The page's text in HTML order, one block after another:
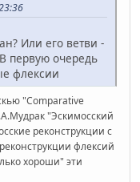
Или его ветви -
первую очередь
флексии
"Comparative
"Эскимосский
реконструкции с
флексий
хороши" эти